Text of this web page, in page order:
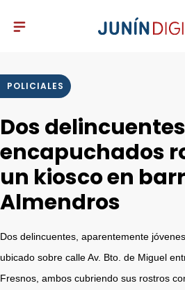
POLICIALES
Dos delincuentes
encapuchados
un kiosco en
Almendros
Dos delincuentes, aparentemente
ubicado sobre calle Av. Bto. de Miguel
Fresnos, ambos cubriendo sus rostros